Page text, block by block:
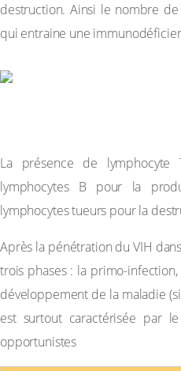
destruction. Ainsi le nombre
qui entraine une
La présence de lymphocyte
lymphocytes B pour la
lymphocytes tueurs pour la
Après la pénétration du VIH
trois phases : la primo-
développement de la maladie
est surtout caractérisée par
opportunistes